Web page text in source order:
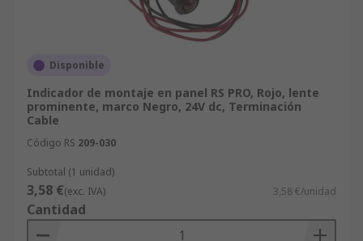
Disponible
Indicador de montaje en panel RS PRO, Rojo, lente
prominente, marco Negro, 24V dc, Terminación
Cable
Código RS 209-030
Subtotal (1 unidad)
3,58 €(exc. IVA) 3,58 €/unidad
Cantidad